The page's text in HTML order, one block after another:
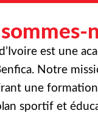
est une
Notre
une
sportif et